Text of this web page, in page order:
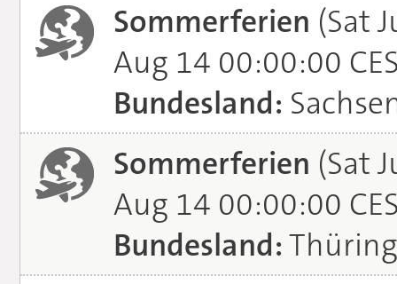
Sommerferien (Sat
Aug 14 00:00:00
Bundesland:
Sommerferien (Sat
Aug 14 00:00:00
Bundesland: